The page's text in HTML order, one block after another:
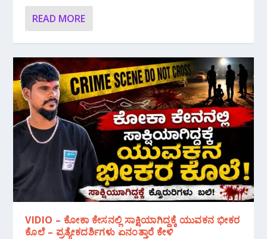
READ MORE
VIDIO – ಕೋಕಾ ಕೇಸನಲ್ಲಿ ಸಾಕ್ಷಿಯಾಗಿದ್ದಕ್ಕೆ ಯುವಕನ ಭೀಕರ
ಕೊಲೆ – ಪ್ರತ್ಯೇಕದರ್ಶಿಗಳು ಏನಂತ್ತಾರೆ ಕೇಳಿ